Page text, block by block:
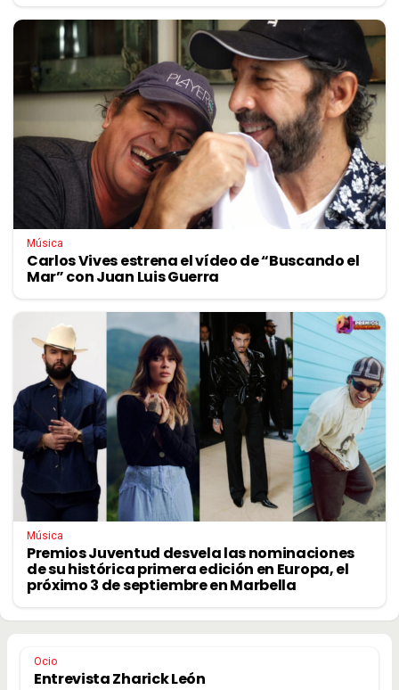
Música
Carlos Vives estrena el vídeo de “Buscando el
Mar” con Juan Luis Guerra
Música
Premios Juventud desvela las nominaciones
de su histórica primera edición en Europa, el
próximo 3 de septiembre en Marbella
Ocio
Entrevista Zharick León